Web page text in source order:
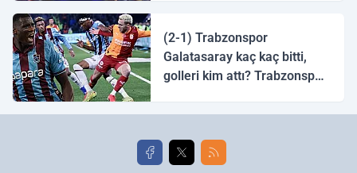
(2-1) Trabzonspor
Galatasaray kaç kaç bitti,
golleri kim attı? Trabzonspor
golleri!